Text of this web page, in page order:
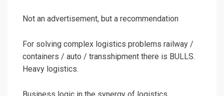
Not an advertisement, but a recommendation
For solving complex logistics problems railway /
containers / auto / transshipment there is BULLS.
Heavy logistics.